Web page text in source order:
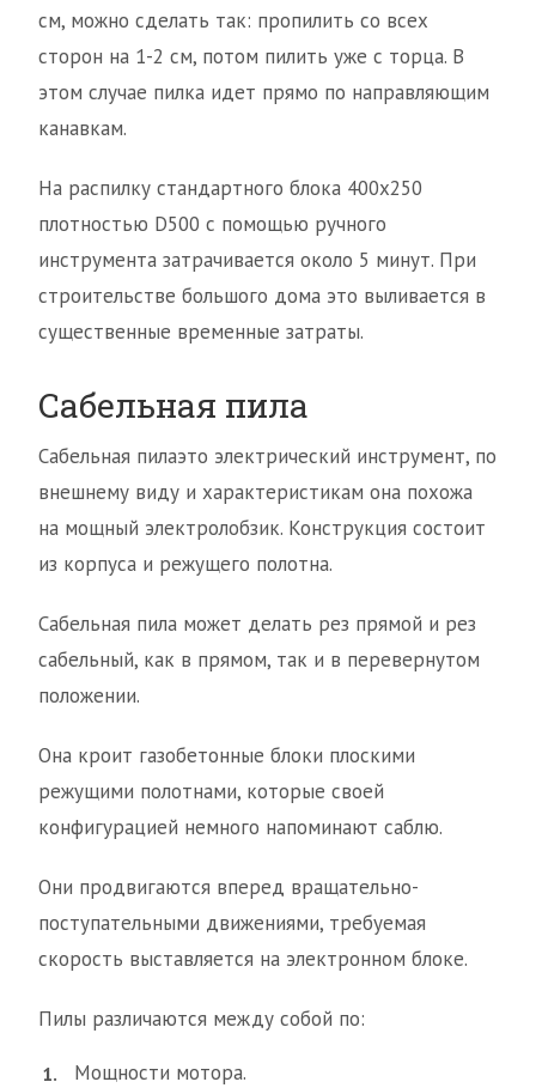
см, можно сделать так: пропилить со всех
сторон на 1-2 см, потом пилить уже с торца. В
этом случае пилка идет прямо по направляющим
канавкам.
На распилку стандартного блока 400х250
плотностью D500 с помощью ручного
инструмента затрачивается около 5 минут. При
строительстве большого дома это выливается в
существенные временные затраты.
Сабельная пила
Сабельная пилаэто электрический инструмент, по
внешнему виду и характеристикам она похожа
на мощный электролобзик. Конструкция состоит
из корпуса и режущего полотна.
Сабельная пила может делать рез прямой и рез
сабельный, как в прямом, так и в перевернутом
положении.
Она кроит газобетонные блоки плоскими
режущими полотнами, которые своей
конфигурацией немного напоминают саблю.
Они продвигаются вперед вращательно-
поступательными движениями, требуемая
скорость выставляется на электронном блоке.
Пилы различаются между собой по:
Мощности мотора.